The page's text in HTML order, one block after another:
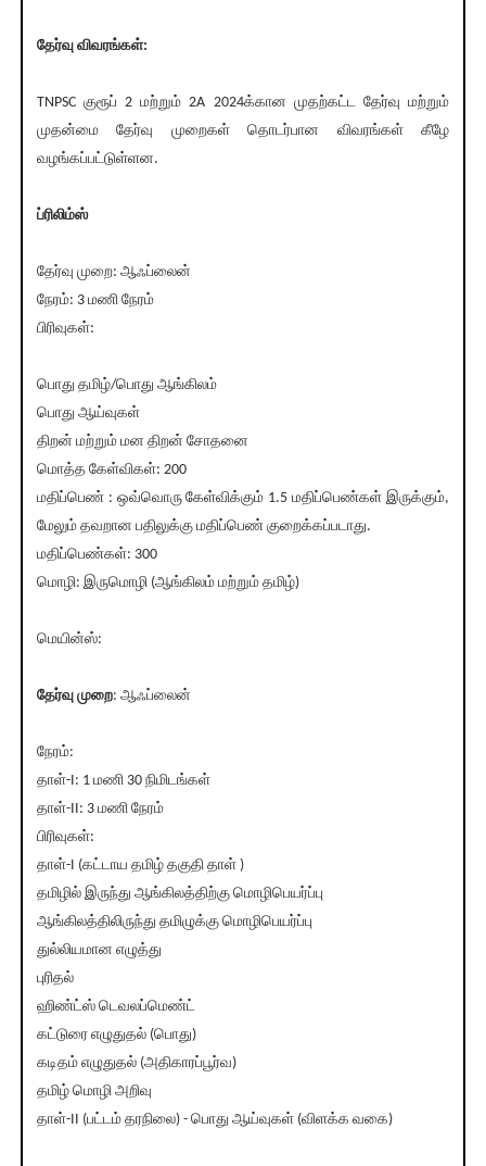
தேர்வு விவரங்கள்:
TNPSC குரூப் 2 மற்றும் 2A 2024க்கான முதற்கட்ட தேர்வு மற்றும்
முதன்மை தேர்வு முறைகள் தொடர்பான விவரங்கள் கீழே
வழங்கப்பட்டுள்ளன.
ப்ரிலிம்ஸ்
தேர்வு முறை: ஆஃப்லைன்
நேரம்: 3 மணி நேரம்
பிரிவுகள்:
பொது தமிழ்/பொது ஆங்கிலம்
பொது ஆய்வுகள்
திறன் மற்றும் மன திறன் சோதனை
மொத்த கேள்விகள்: 200
மதிப்பெண் : ஒவ்வொரு கேள்விக்கும் 1.5 மதிப்பெண்கள் இருக்கும்,
மேலும் தவறான பதிலுக்கு மதிப்பெண் குறைக்கப்படாது.
மதிப்பெண்கள்: 300
மொழி: இருமொழி (ஆங்கிலம் மற்றும் தமிழ்)
மெயின்ஸ்:
தேர்வு முறை: ஆஃப்லைன்
நேரம்:
தாள்-I: 1 மணி 30 நிமிடங்கள்
தாள்-II: 3 மணி நேரம்
பிரிவுகள்:
தாள்-I (கட்டாய தமிழ் தகுதி தாள் )
தமிழில் இருந்து ஆங்கிலத்திற்கு மொழிபெயர்ப்பு
ஆங்கிலத்திலிருந்து தமிழுக்கு மொழிபெயர்ப்பு
துல்லியமான எழுத்து
புரிதல்
ஹிண்ட்ஸ் டெவலப்மெண்ட்
கட்டுரை எழுதுதல் (பொது)
கடிதம் எழுதுதல் (அதிகாரப்பூர்வ)
தமிழ் மொழி அறிவு
தாள்-II (பட்டம் தரநிலை) - பொது ஆய்வுகள் (விளக்க வகை)